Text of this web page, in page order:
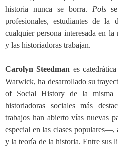
historia nunca se borra. Polsse
profesionales, estudiantes de la
cualquier persona interesada en
y las historiadoras trabajan.
Carolyn Steedman es
Warwick, ha desarrollado su
of Social History de la misma
historiadoras sociales más
trabajos han abierto vías nuevas
especial en las clases
y la teoría de la historia. Entre sus